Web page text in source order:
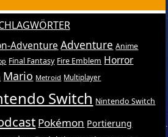
Adventure Adventure Anime
Final Fantasy Fire Emblem Horror
Mario Metroid Multiplayer
Switch Nintendo Switch
Pokémon Portierung